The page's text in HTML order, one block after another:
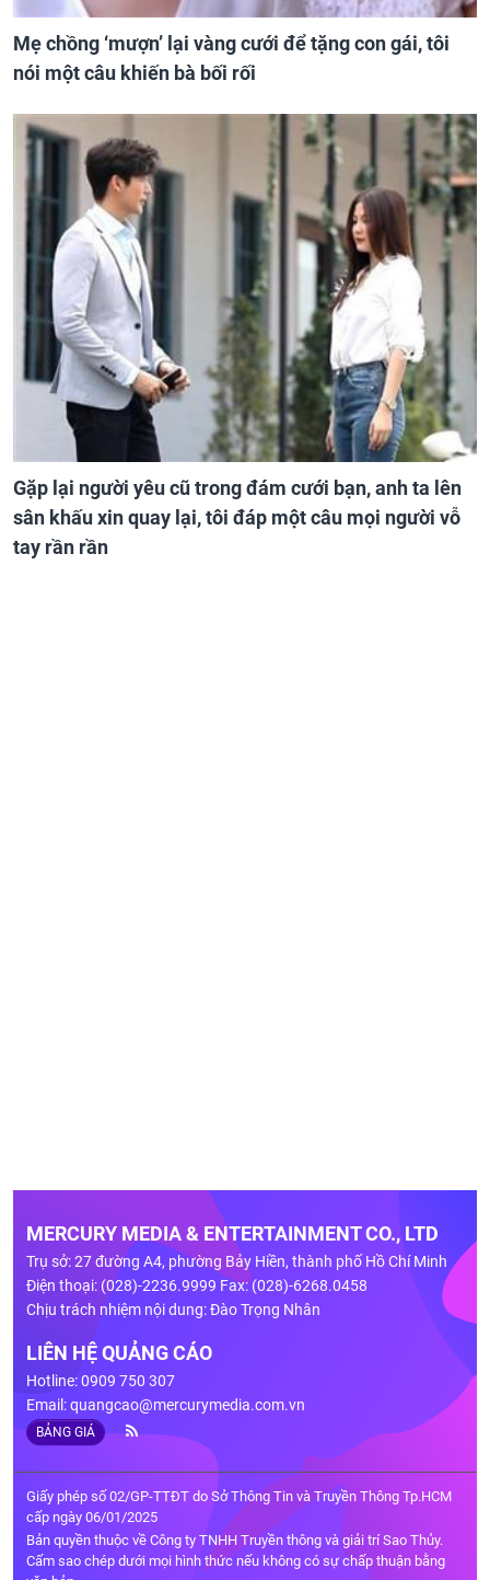
Mẹ chồng ‘mượn’ lại vàng cưới để tặng con gái, tôi
nói một câu khiến bà bối rối
Gặp lại người yêu cũ trong đám cưới bạn, anh ta lên
sân khấu xin quay lại, tôi đáp một câu mọi người vỗ
tay rần rần
MERCURY MEDIA & ENTERTAINMENT CO., LTD
Trụ sở: 27 đường A4, phường Bảy Hiền, thành phố Hồ Chí Minh
Điện thoại: (028)-2236.9999 Fax: (028)-6268.0458
Chịu trách nhiệm nội dung: Đào Trọng Nhân
LIÊN HỆ QUẢNG CÁO
Hotline: 0909 750 307
Email:quangcao@mercurymedia.com.vn
BẢNG GIÁ
Giấy phép số 02/GP-TTĐT do Sở Thông Tin và Truyền Thông Tp.HCM
cấp ngày 06/01/2025
Bản quyền thuộc về Công ty TNHH Truyền thông và giải trí Sao Thủy.
Cấm sao chép dưới mọi hình thức nếu không có sự chấp thuận bằng